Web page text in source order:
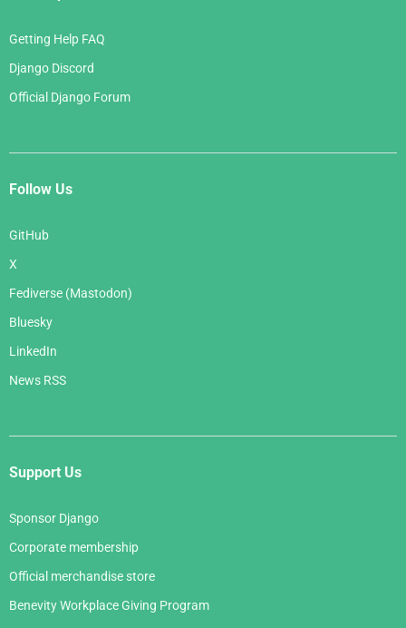
Getting Help FAQ
Django Discord
Official Django Forum
Follow Us
GitHub
X
Fediverse (Mastodon)
Bluesky
LinkedIn
News RSS
Support Us
Sponsor Django
Corporate membership
Official merchandise store
Benevity Workplace Giving Program